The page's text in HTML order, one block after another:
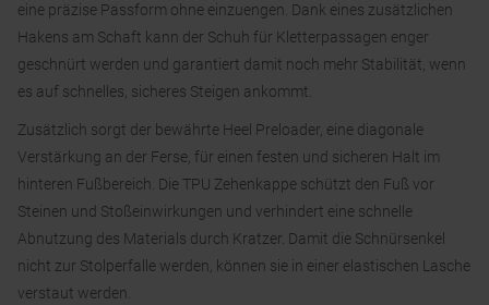
eine präzise Passform ohne einzuengen. Dank eines zusätzlichen
Hakens am Schaft kann der Schuh für Kletterpassagen enger
geschnürt werden und garantiert damit noch mehr Stabilität, wenn
es auf schnelles, sicheres Steigen ankommt.
Zusätzlich sorgt der bewährte Heel Preloader, eine diagonale
Verstärkung an der Ferse, für einen festen und sicheren Halt im
hinteren Fußbereich. Die TPU Zehenkappe schützt den Fuß vor
Steinen und Stoßeinwirkungen und verhindert eine schnelle
Abnutzung des Materials durch Kratzer. Damit die Schnürsenkel
nicht zur Stolperfalle werden, können sie in einer elastischen Lasche
verstaut werden.